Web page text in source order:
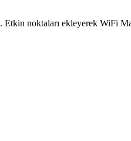
noktaları ekleyerek WiFi